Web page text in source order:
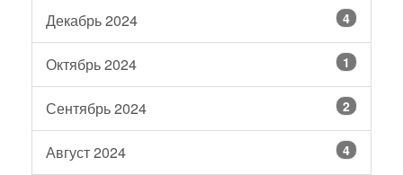
Декабрь 2024 4
Октябрь 2024 1
Сентябрь 2024 2
Август 2024 4